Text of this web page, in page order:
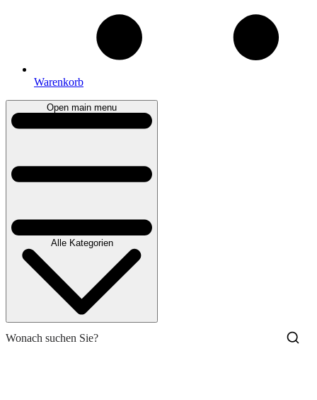
Warenkorb
Open main menu
Alle Kategorien